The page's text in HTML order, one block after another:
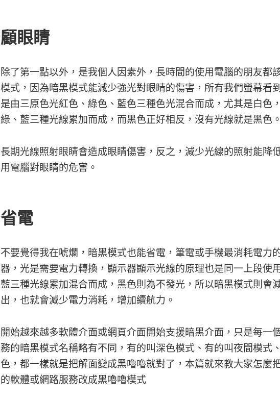
顧眼睛
除了第一點以外，是我個人因素外，長時間的使用電腦的朋友都
模式，因為暗黑模式能減少強光對眼睛的傷害，所有我們螢幕看
是由三原色光紅色、綠色、藍色三種色光混合而成，尤其是白色
綠、藍三種光線累加而成，而黑色正好相反，沒有光線就是黑色。
長期光線照射眼睛會造成眼睛傷害，反之，減少光線的照射能降
用電腦對眼睛的危害。
省電
不要覺得我在唬爛，暗黑模式也能省電，筆電或手機最消耗電力
器，光是需要電力轉換，顯示器顯示光線的原理也是同一上段使
藍三種光線累加混合而成，黑色則為不發光，所以暗黑模式則會
出，也就會減少電力消耗，增加續航力。
開始越來越多軟體介面或網頁介面開始支援暗黑介面，只是每一
務的暗黑模式名稱略有不同，有的叫深色模式、有的叫夜間模式
色，都一樣就是把解面變成黑嚕嚕就對了，本篇就來教大家怎麼
的軟體或網路服務改成黑嚕嚕模式